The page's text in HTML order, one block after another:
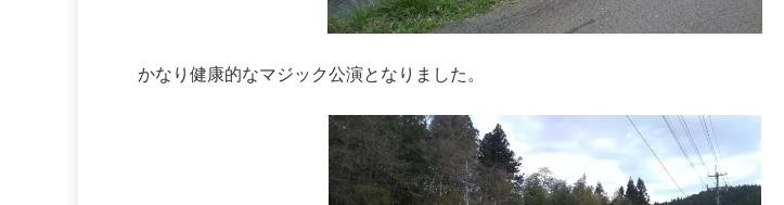
かなり健康的なマジック公演となりました。